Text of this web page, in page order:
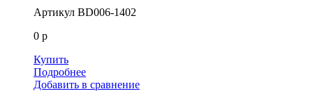
Артикул BD006-1402
0 р
Купить
Подробнее
Добавить в сравнение